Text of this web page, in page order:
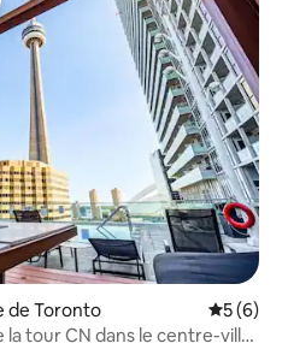
de Toronto
5 (6)
la tour CN dans le centre-ville